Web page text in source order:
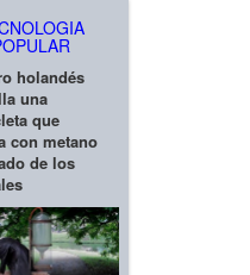
holandés
una
que
con metano
de los